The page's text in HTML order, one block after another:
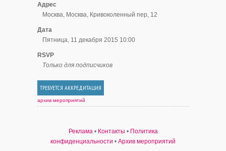
Адрес
Москва, Москва, Кривоколенный пер, 12
Дата
Пятница, 11 декабря 2015 10:00
RSVP
Только для подписчиков
ТРЕБУЕТСЯ АККРЕДИТАЦИЯ
архив мероприятий
Реклама• Контакты • Политика
конфиденциальности • Архив мероприятий